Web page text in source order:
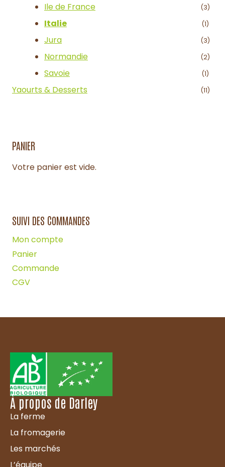
Ile de France (3)
Italie (1)
Jura (3)
Normandie (2)
Savoie (1)
Yaourts & Desserts (11)
PANIER
Votre panier est vide.
SUIVI DES COMMANDES
Mon compte
Panier
Commande
CGV
À propos de Darley
La ferme
La fromagerie
Les marchés